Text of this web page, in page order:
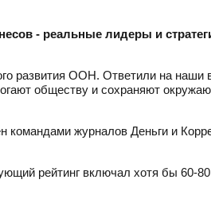
- реальные лидеры и
развития ООН. Ответили на наши
обществу и сохраняют
командами журналов Деньги и
рейтинг включал хотя бы 60-